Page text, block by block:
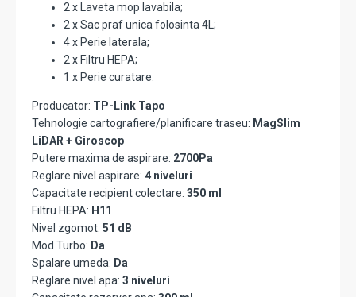
2 x Laveta mop lavabila;
2 x Sac praf unica folosinta 4L;
4 x Perie laterala;
2 x Filtru HEPA;
1 x Perie curatare.
Producator: TP-Link Tapo
Tehnologie cartografiere/planificare traseu: MagSlim
LiDAR + Giroscop
Putere maxima de aspirare: 2700Pa
Reglare nivel aspirare: 4 niveluri
Capacitate recipient colectare: 350 ml
Filtru HEPA: H11
Nivel zgomot: 51 dB
Mod Turbo: Da
Spalare umeda: Da
Reglare nivel apa: 3 niveluri